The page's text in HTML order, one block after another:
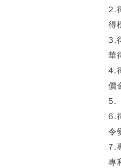
2.
得
3.
華
4.
價
5.
6.
令
7.
專